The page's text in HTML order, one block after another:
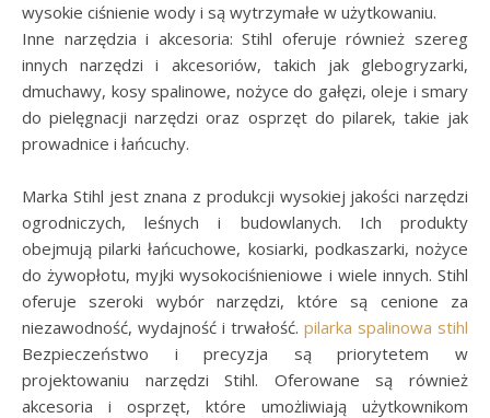
wysokie ciśnienie wody i są wytrzymałe w użytkowaniu.
Inne narzędzia i akcesoria: Stihl oferuje również szereg
innych narzędzi i akcesoriów, takich jak glebogryzarki,
dmuchawy, kosy spalinowe, nożyce do gałęzi, oleje i smary
do pielęgnacji narzędzi oraz osprzęt do pilarek, takie jak
prowadnice i łańcuchy.
Marka Stihl jest znana z produkcji wysokiej jakości narzędzi
ogrodniczych, leśnych i budowlanych. Ich produkty
obejmują pilarki łańcuchowe, kosiarki, podkaszarki, nożyce
do żywopłotu, myjki wysokociśnieniowe i wiele innych. Stihl
oferuje szeroki wybór narzędzi, które są cenione za
niezawodność, wydajność i trwałość. pilarka spalinowa stihl
Bezpieczeństwo i precyzja są priorytetem w
projektowaniu narzędzi Stihl. Oferowane są również
akcesoria i osprzęt, które umożliwiają użytkownikom